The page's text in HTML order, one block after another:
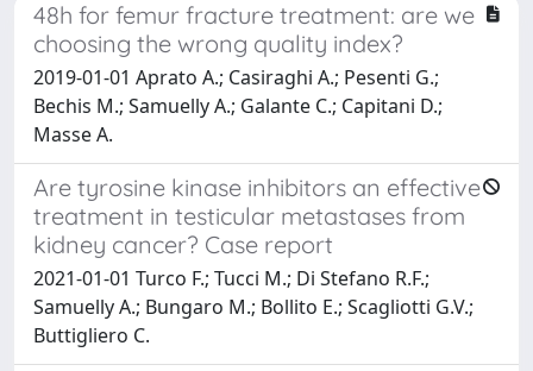
48h for femur fracture treatment: are we
choosing the wrong quality index?
2019-01-01 Aprato A.; Casiraghi A.; Pesenti G.;
Bechis M.; Samuelly A.; Galante C.; Capitani D.;
Masse A.
Are tyrosine kinase inhibitors an effective
treatment in testicular metastases from
kidney cancer? Case report
2021-01-01 Turco F.; Tucci M.; Di Stefano R.F.;
Samuelly A.; Bungaro M.; Bollito E.; Scagliotti G.V.;
Buttigliero C.